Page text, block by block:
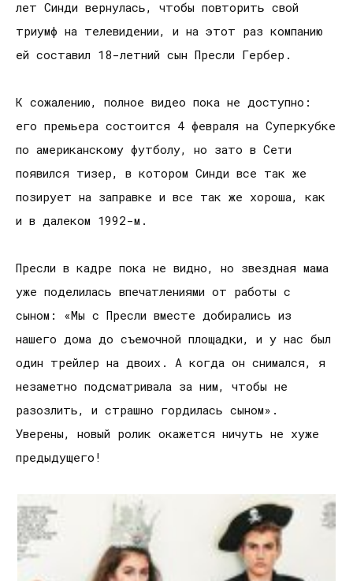
лет Синди вернулась, чтобы повторить свой
триумф на телевидении, и на этот раз компанию
ей составил 18-летний сын Пресли Гербер.
К сожалению, полное видео пока не доступно:
его премьера состоится 4 февраля на Суперкубке
по американскому футболу, но зато в Сети
появился тизер, в котором Синди все так же
позирует на заправке и все так же хороша, как
и в далеком 1992-м.
Пресли в кадре пока не видно, но звездная мама
уже поделилась впечатлениями от работы с
сыном: «Мы с Пресли вместе добирались из
нашего дома до съемочной площадки, и у нас был
один трейлер на двоих. А когда он снимался, я
незаметно подсматривала за ним, чтобы не
разозлить, и страшно гордилась сыном».
Уверены, новый ролик окажется ничуть не хуже
предыдущего!